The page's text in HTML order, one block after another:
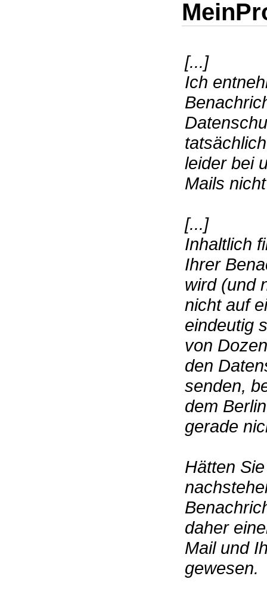
[...]
Ich
leider bei
Mails
[...]
Inhaltlich
Ihrer
wird (und
nicht auf
eindeutig
von
den
senden,
dem
gerade
Hätten
daher
Mail und
gewesen.